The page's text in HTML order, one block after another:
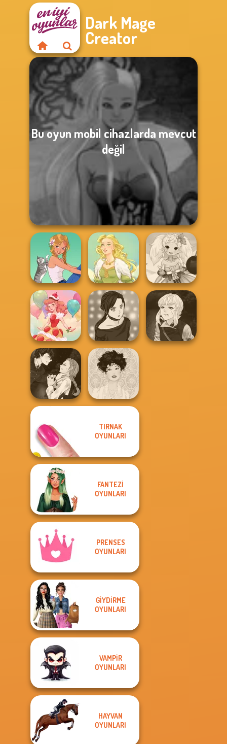
Dark Mage
Creator
Bu oyun mobil cihazlarda mevcut
değil
A Girl And Her Pet Goddess Freya
Anime Fairy
Creator
Dessert Girl
Manga Creator -
Rebels Page 2
Manga Creator
Vampire Hunter
P...
TIRNAK
OYUNLARI
FANTEZI
OYUNLARI
PRENSES
OYUNLARI
GIYDIRME
OYUNLARI
VAMPIR
OYUNLARI
HAYVAN
OYUNLARI